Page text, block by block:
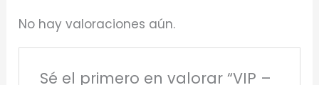
No hay valoraciones aún.
Sé el primero en valorar “VIP –